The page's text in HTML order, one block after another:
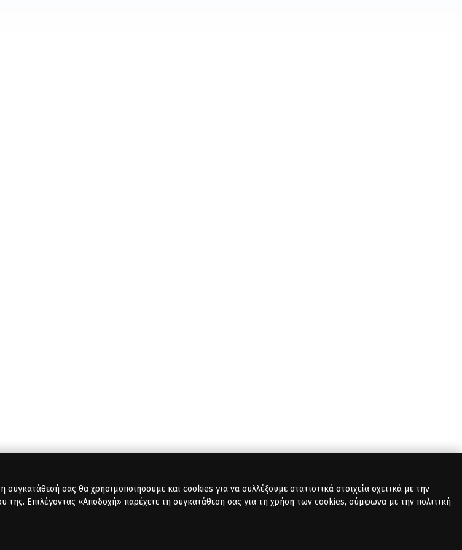
σας θα χρησιμοποιήσουμε και cookies για να συλλέξουμε στατιστικά στοιχεία σχετικά με την
της. Επιλέγοντας «Αποδοχή» παρέχετε τη συγκατάθεση σας για τη χρήση των cookies, σύμφωνα με την πολιτική